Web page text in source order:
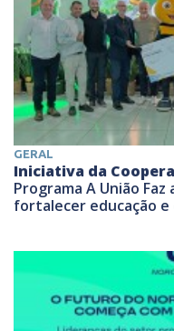
GERAL
Iniciativa da
Programa A União Faz
fortalecer educação e